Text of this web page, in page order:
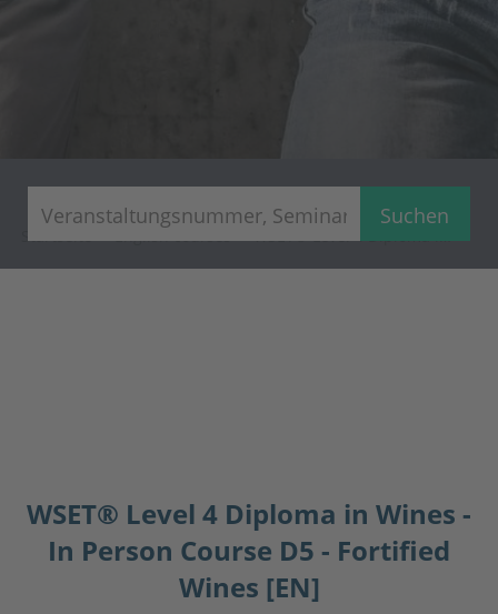
Suchen
Startseite English courses WSET® Level 4 Diploma in Wines - In Person Course D5 - Fortified Wines [EN]
WSET® Level 4 Diploma in Wines -
In Person Course D5 - Fortified
Wines [EN]